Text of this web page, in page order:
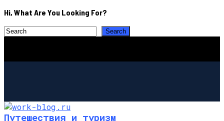
Hi, What Are You Looking For?
Путешествия и туризм